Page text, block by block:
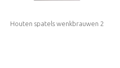
Houten spatels wenkbrauwen 2